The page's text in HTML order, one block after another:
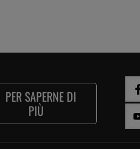
PER SAPERNE DI
PIÙ